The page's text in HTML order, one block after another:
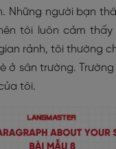
Những người bạn
tôi luôn cảm thấy
rảnh, tôi thường
ở sân trường.
tôi.